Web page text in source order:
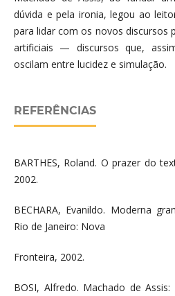
dúvida e pela ironia, legou ao
para lidar com os novos discursos
artificiais — discursos que,
oscilam entre lucidez e simulação.
REFERÊNCIAS
BARTHES, Roland. O prazer do
2002.
BECHARA, Evanildo. Moderna
Rio de Janeiro: Nova
Fronteira, 2002.
BOSI, Alfredo. Machado de